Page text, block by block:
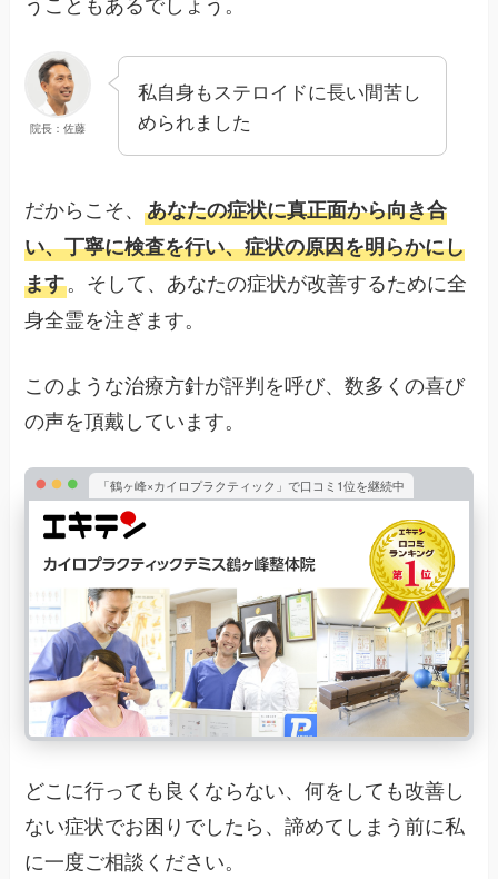
院長：佐藤
私自身もステロイドに長い間苦し
められました
だからこそ、あなたの症状に真正面から向き合
い、丁寧に検査を行い、症状の原因を明らかにし
ます。そして、あなたの症状が改善するために全
身全霊を注ぎます。
このような治療方針が評判を呼び、数多くの喜び
の声を頂戴しています。
「鶴ヶ峰×カイロプラクティック」で口コミ1位を継続中
どこに行っても良くならない、何をしても改善し
ない症状でお困りでしたら、諦めてしまう前に私
に一度ご相談ください。